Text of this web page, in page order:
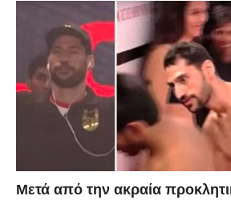
Μετά από την ακραία